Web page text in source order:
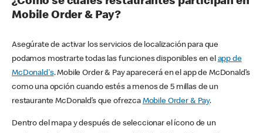
Mobile Order & Pay?
Asegúrate de activar los servicios de localización para que
podamos mostrarte todas las funciones disponibles en el app de
McDonald's. Mobile Order & Pay aparecerá en el app de McDonald’s
como una opción cuando estés a menos de 5 millas de un
restaurante McDonald’s que ofrezca Mobile Order & Pay.
Dentro del mapa y después de seleccionar el ícono de un